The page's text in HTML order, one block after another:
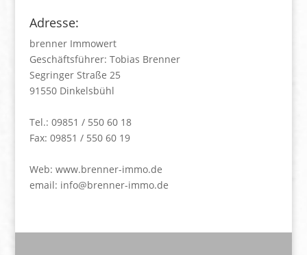
Adresse:
brenner Immowert
Geschäftsführer: Tobias Brenner
Segringer Straße 25
91550 Dinkelsbühl
Tel.: 09851 / 550 60 18
Fax: 09851 / 550 60 19
Web: www.brenner-immo.de
email: info@brenner-immo.de